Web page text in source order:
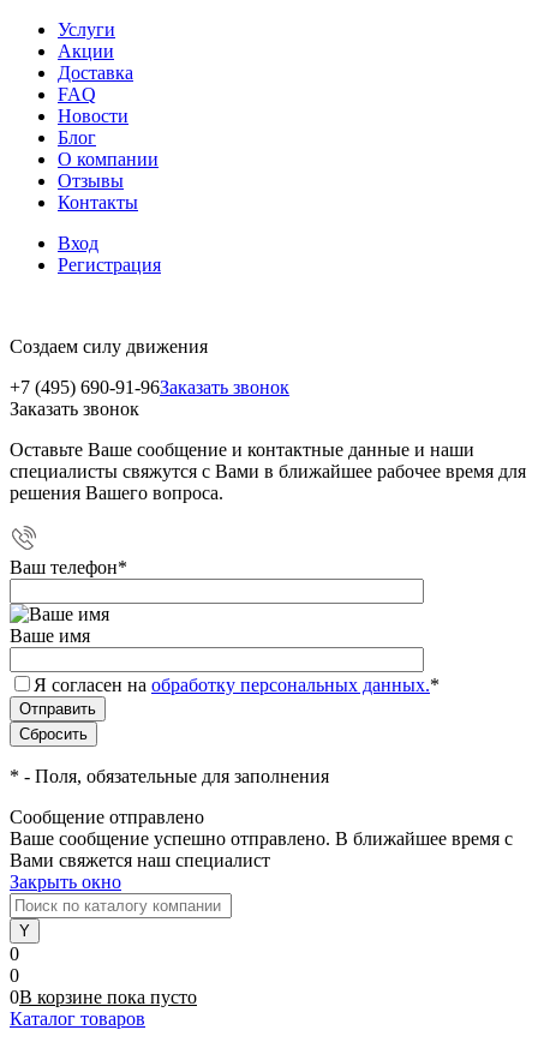
Услуги
Акции
Доставка
FAQ
Новости
Блог
О компании
Отзывы
Контакты
Вход
Регистрация
Создаем силу движения
+7 (495) 690-91-96Заказать звонок
Заказать звонок
Оставьте Ваше сообщение и контактные данные и наши
специалисты свяжутся с Вами в ближайшее рабочее время для
решения Вашего вопроса.
Ваш телефон*
Ваше имя
Я согласен на обработку персональных данных.*
* - Поля, обязательные для заполнения
Сообщение отправлено
Ваше сообщение успешно отправлено. В ближайшее время с
Вами свяжется наш специалист
Закрыть окно
0
0
0В корзине пока пусто
Каталог товаров